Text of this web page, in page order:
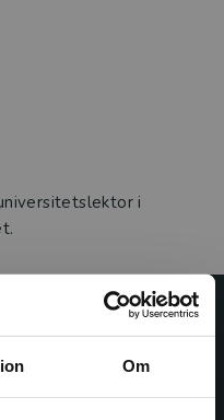
Om
i
och är idag Sveriges